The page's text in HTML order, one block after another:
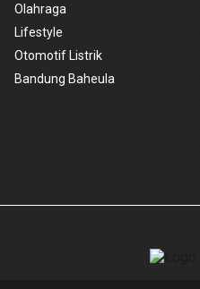
Olahraga
Lifestyle
Otomotif Listrik
Bandung Baheula